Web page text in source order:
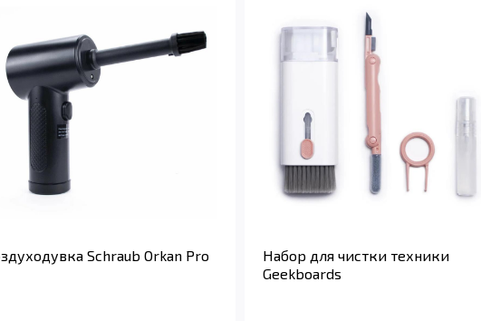
Schraub Orkan Pro
Набор для чистки техники
Geekboards